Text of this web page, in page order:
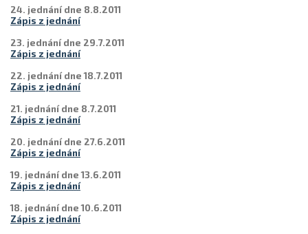
24. jednání dne 8.8.2011
Zápis z jednání
23. jednání dne 29.7.2011
Zápis z jednání
22. jednání dne 18.7.2011
Zápis z jednání
21. jednání dne 8.7.2011
Zápis z jednání
20. jednání dne 27.6.2011
Zápis z jednání
19. jednání dne 13.6.2011
Zápis z jednání
18. jednání dne 10.6.2011
Zápis z jednání